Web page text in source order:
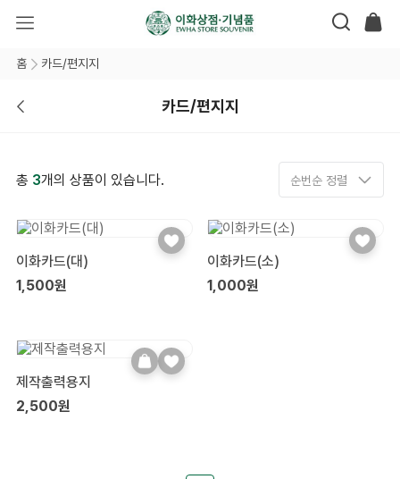
홈 카드/편지지
카드/편지지
총 3개의 상품이 있습니다. 순번순 정렬
이화카드(대)
1,500원
이화카드(소)
1,000원
제작출력용지
2,500원